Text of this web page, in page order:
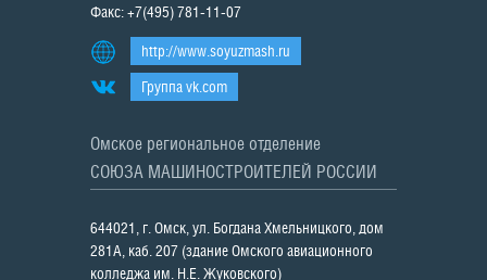
Факс: +7(495) 781-11-07
http://www.soyuzmash.ru
Группа vk.com
Омское региональное отделение
СОЮЗА МАШИНОСТРОИТЕЛЕЙ РОССИИ
644021, г. Омск, ул. Богдана Хмельницкого, дом
281А, каб. 207 (здание Омского авиационного
колледжа им. Н.Е. Жуковского)